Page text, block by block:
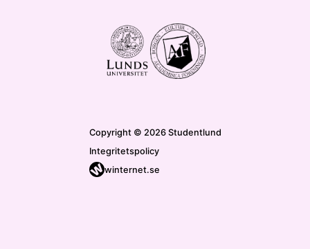
Copyright © 2026 Studentlund
Integritetspolicy
winternet.se